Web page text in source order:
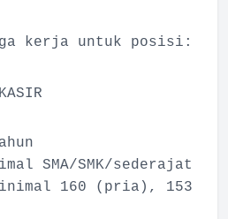
kerja untuk posisi:
SMA/SMK/sederajat
160 (pria), 153